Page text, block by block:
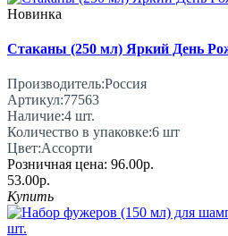
Новинка
Стаканы (250 мл) Яркий День
Производитель:Россия
Артикул:77563
Наличие:4 шт.
Количество в упаковке:6 шт
Цвет:Ассорти
Розничная цена: 96.00р.
53.00р.
Купить